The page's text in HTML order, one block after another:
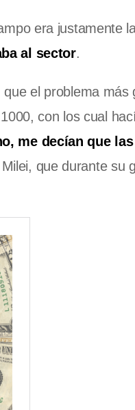
era justamente
al sector.
el problema
con los cual
me decían que
que durante su